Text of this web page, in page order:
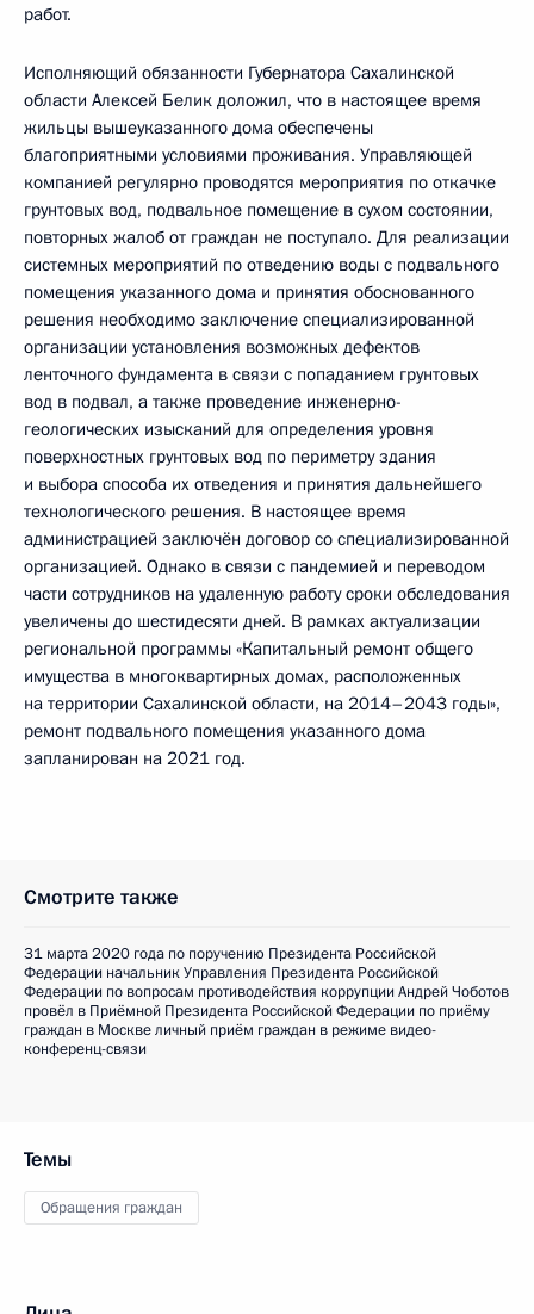
работ.
Исполняющий обязанности Губернатора Сахалинской
области Алексей Белик доложил, что в настоящее время
жильцы вышеуказанного дома обеспечены
благоприятными условиями проживания. Управляющей
компанией регулярно проводятся мероприятия по откачке
грунтовых вод, подвальное помещение в сухом состоянии,
повторных жалоб от граждан не поступало. Для реализации
системных мероприятий по отведению воды с подвального
помещения указанного дома и принятия обоснованного
решения необходимо заключение специализированной
организации установления возможных дефектов
ленточного фундамента в связи с попаданием грунтовых
вод в подвал, а также проведение инженерно-
геологических изысканий для определения уровня
поверхностных грунтовых вод по периметру здания
и выбора способа их отведения и принятия дальнейшего
технологического решения. В настоящее время
администрацией заключён договор со специализированной
организацией. Однако в связи с пандемией и переводом
части сотрудников на удаленную работу сроки обследования
увеличены до шестидесяти дней. В рамках актуализации
региональной программы «Капитальный ремонт общего
имущества в многоквартирных домах, расположенных
на территории Сахалинской области, на 2014–2043 годы»,
ремонт подвального помещения указанного дома
запланирован на 2021 год.
Смотрите также
31 марта 2020 года по поручению Президента Российской
Федерации начальник Управления Президента Российской
Федерации по вопросам противодействия коррупции Андрей Чоботов
провёл в Приёмной Президента Российской Федерации по приёму
граждан в Москве личный приём граждан в режиме видео-
конференц-связи
Темы
Обращения граждан